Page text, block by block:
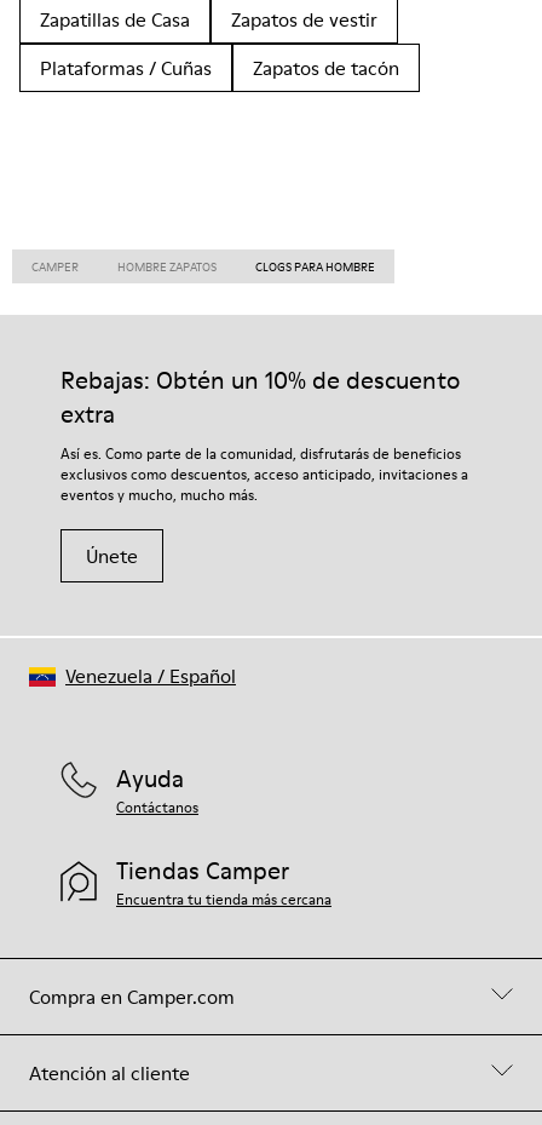
Zapatillas de Casa
Zapatos de vestir
Plataformas / Cuñas
Zapatos de tacón
CAMPER HOMBRE ZAPATOS CLOGS PARA HOMBRE
Rebajas: Obtén un 10% de descuento
extra
Así es. Como parte de la comunidad, disfrutarás de beneficios
exclusivos como descuentos, acceso anticipado, invitaciones a
eventos y mucho, mucho más.
Únete
Compra en Camper.com
Atención al cliente
Ayuda
Contáctanos
Tiendas Camper
Encuentra tu tienda más cercana
Venezuela / Español